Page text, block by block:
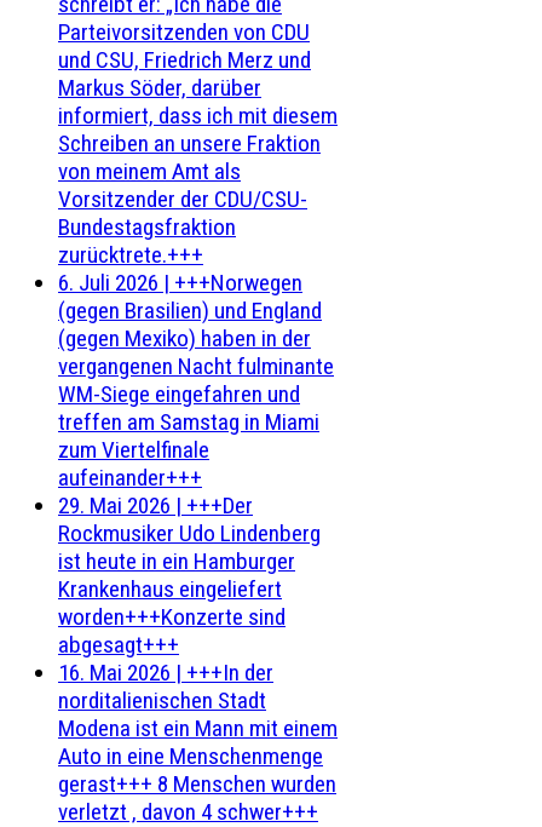
Parteivorsitzenden von CDU
und CSU, Friedrich Merz und
Markus Söder, darüber
informiert, dass ich mit diesem
Schreiben an unsere Fraktion
von meinem Amt als
Vorsitzender der CDU/CSU-
Bundestagsfraktion
zurücktrete.+++
6. Juli 2026 | +++Norwegen
(gegen Brasilien) und England
(gegen Mexiko) haben in der
vergangenen Nacht fulminante
WM-Siege eingefahren und
treffen am Samstag in Miami
zum Viertelfinale
aufeinander+++
29. Mai 2026 | +++Der
Rockmusiker Udo Lindenberg
ist heute in ein Hamburger
Krankenhaus eingeliefert
worden+++Konzerte sind
abgesagt+++
16. Mai 2026 | +++In der
norditalienischen Stadt
Modena ist ein Mann mit einem
Auto in eine Menschenmenge
gerast+++ 8 Menschen wurden
verletzt , davon 4 schwer+++